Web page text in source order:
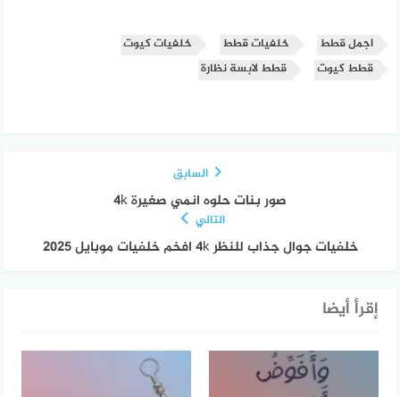
اجمل قطط خلفيات قطط
خلفيات كيوت
قطط كيوت
قطط لابسة نظارة
السابق
صور بنات حلوه انمي صغيرة 4k
التالي
خلفيات جوال جذاب للنظر 4k افخم خلفيات موبايل 2025
إقرأ أيضا